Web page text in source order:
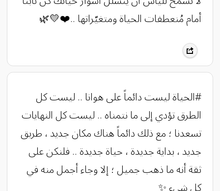
أمام مُنعطفات الحياة ومتغيّراتها ..❤️💛🌿
#الحياة ليست دائماً على هوانا .. ليست كل
الطرق تؤدي إلى ما نتمناه .. ليست كل النهايات
تسعدنا ؛ مع ذلك دائماً هناك مكان جديد ، طريق
جديد ، بداية جديدة ، حياة جديدة .. فلنكن على
ثقة أنه ما ذهب جميل ؛ إلا وجاء أجمل منه في